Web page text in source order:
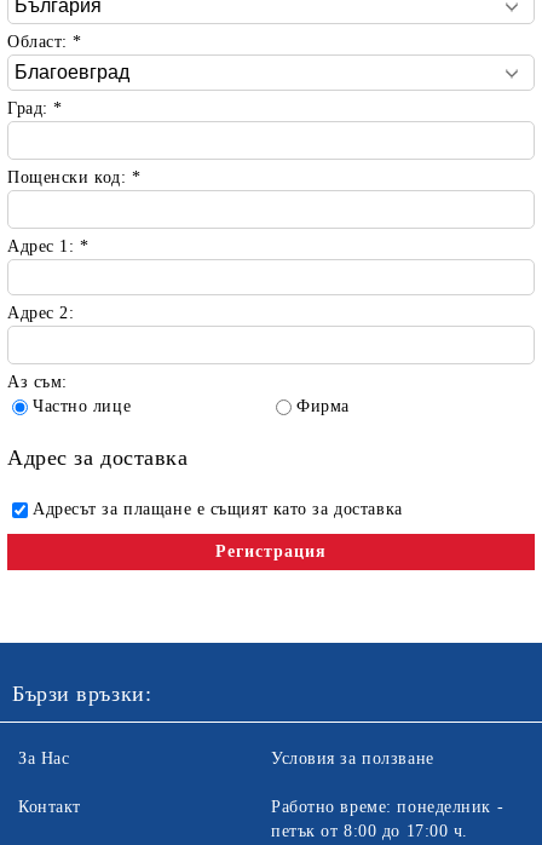
Област:*
Град:*
Пощенски код: *
Адрес 1:*
Адрес 2:
Аз съм:
Частно лице
Фирма
Адрес за доставка
Адресът за плащане е същият като за доставка
Бързи връзки:
За Нас
Контакт
Условия за ползване
Работно време: понеделник -
петък от 8:00 до 17:00 ч.